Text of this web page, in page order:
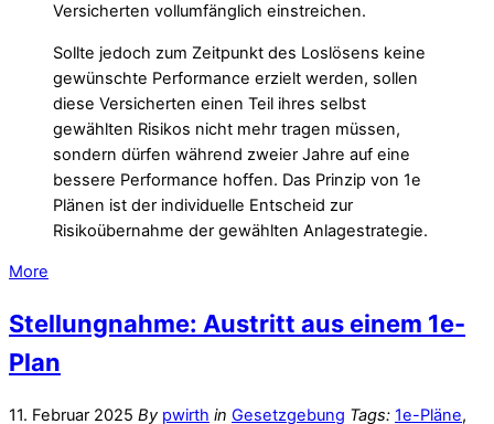
Versicherten vollumfänglich einstreichen.
Sollte jedoch zum Zeitpunkt des Loslösens keine
gewünschte Performance erzielt werden, sollen
diese Versicherten einen Teil ihres selbst
gewählten Risikos nicht mehr tragen müssen,
sondern dürfen während zweier Jahre auf eine
bessere Performance hoffen. Das Prinzip von 1e
Plänen ist der individuelle Entscheid zur
Risikoübernahme der gewählten Anlagestrategie.
More
Stellungnahme: Austritt aus einem 1e-
Plan
11. Februar 2025 By pwirth in Gesetzgebung Tags: 1e-Pläne,